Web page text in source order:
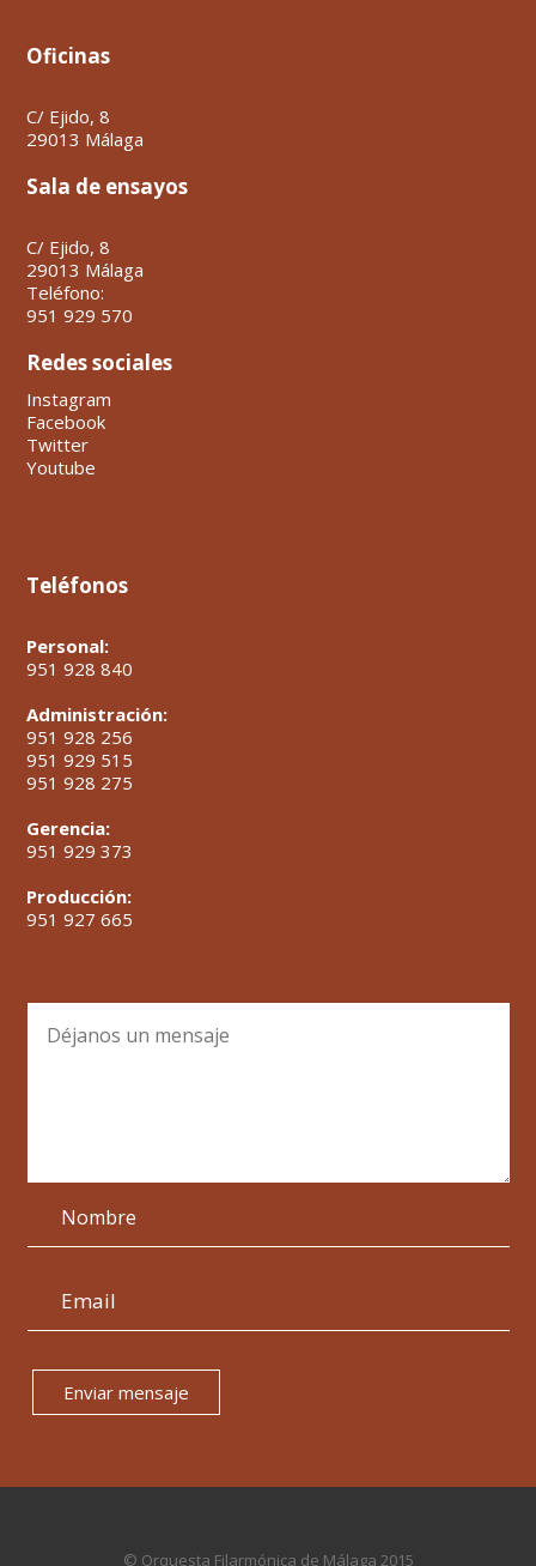
Oficinas
C/ Ejido, 8
29013 Málaga
Sala de ensayos
C/ Ejido, 8
29013 Málaga
Teléfono:
951 929 570
Redes sociales
Instagram
Facebook
Twitter
Youtube
Teléfonos
Personal:
951 928 840
Administración:
951 928 256
951 929 515
951 928 275
Gerencia:
951 929 373
Producción:
951 927 665
Enviar mensaje
© Orquesta Filarmónica de Málaga 2015